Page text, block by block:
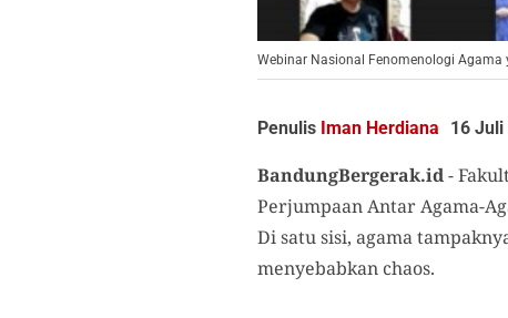
Webinar Nasional Fenomenologi
Penulis Iman Herdiana 16 Juli
BandungBergerak.id-
Perjumpaan Antar Agama-
Di satu sisi, agama
menyebabkan chaos.